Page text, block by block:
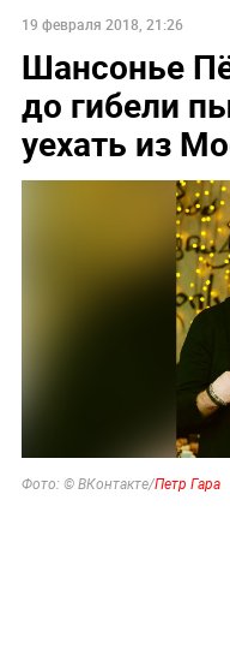
19 февраля 2018, 21:26
Шансонье
до гибели
уехать из
Фото: © ВКонтакте/Петр Гара